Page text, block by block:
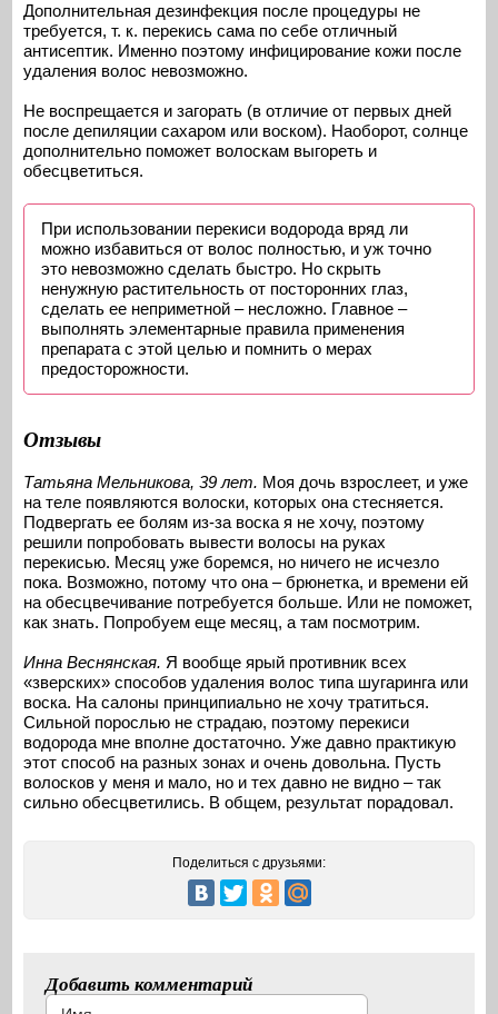
Дополнительная дезинфекция после процедуры не
требуется, т. к. перекись сама по себе отличный
антисептик. Именно поэтому инфицирование кожи после
удаления волос невозможно.
Не воспрещается и загорать (в отличие от первых дней
после депиляции сахаром или воском). Наоборот, солнце
дополнительно поможет волоскам выгореть и
обесцветиться.
При использовании перекиси водорода вряд ли
можно избавиться от волос полностью, и уж точно
это невозможно сделать быстро. Но скрыть
ненужную растительность от посторонних глаз,
сделать ее неприметной – несложно. Главное –
выполнять элементарные правила применения
препарата с этой целью и помнить о мерах
предосторожности.
Отзывы
Татьяна Мельникова, 39 лет. Моя дочь взрослеет, и уже
на теле появляются волоски, которых она стесняется.
Подвергать ее болям из-за воска я не хочу, поэтому
решили попробовать вывести волосы на руках
перекисью. Месяц уже боремся, но ничего не исчезло
пока. Возможно, потому что она – брюнетка, и времени ей
на обесцвечивание потребуется больше. Или не поможет,
как знать. Попробуем еще месяц, а там посмотрим.
Инна Веснянская. Я вообще ярый противник всех
«зверских» способов удаления волос типа шугаринга или
воска. На салоны принципиально не хочу тратиться.
Сильной порослью не страдаю, поэтому перекиси
водорода мне вполне достаточно. Уже давно практикую
этот способ на разных зонах и очень довольна. Пусть
волосков у меня и мало, но и тех давно не видно – так
сильно обесцветились. В общем, результат порадовал.
Поделиться с друзьями:
Добавить комментарий